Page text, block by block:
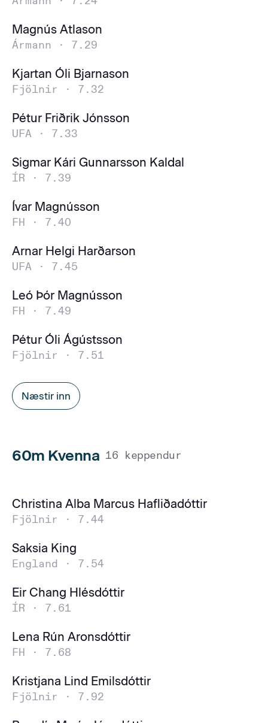
Magnús Atlason
Ármann · 7.29
Kjartan Óli Bjarnason
Fjölnir · 7.32
Pétur Friðrik Jónsson
UFA · 7.33
Sigmar Kári Gunnarsson Kaldal
ÍR · 7.39
Ívar Magnússon
FH · 7.40
Arnar Helgi Harðarson
UFA · 7.45
Leó Þór Magnússon
FH · 7.49
Pétur Óli Ágústsson
Fjölnir · 7.51
Næstir inn
60m Kvenna 16 keppendur
Christina Alba Marcus Hafliðadóttir
Fjölnir · 7.44
Saksia King
England · 7.54
Eir Chang Hlésdóttir
ÍR · 7.61
Lena Rún Aronsdóttir
FH · 7.68
Kristjana Lind Emilsdóttir
Fjölnir · 7.92